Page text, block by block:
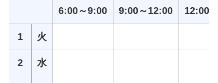
6:00～9:00 9:00～12:00 12:00
1 火
2 水